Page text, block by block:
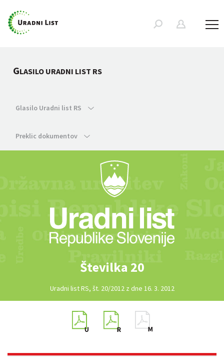
GLASILO URADNI LIST RS
Glasilo Uradni list RS
Preklic dokumentov
Številka 20
Uradni list RS, št. 20/2012 z dne 16. 3. 2012